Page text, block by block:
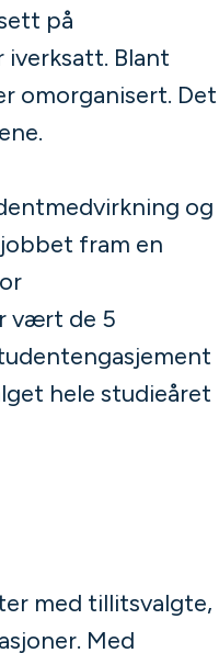
på
Blant
omorganisert. Det
og
fram en
vært de 5
hele studieåret
med tillitsvalgte,
Med